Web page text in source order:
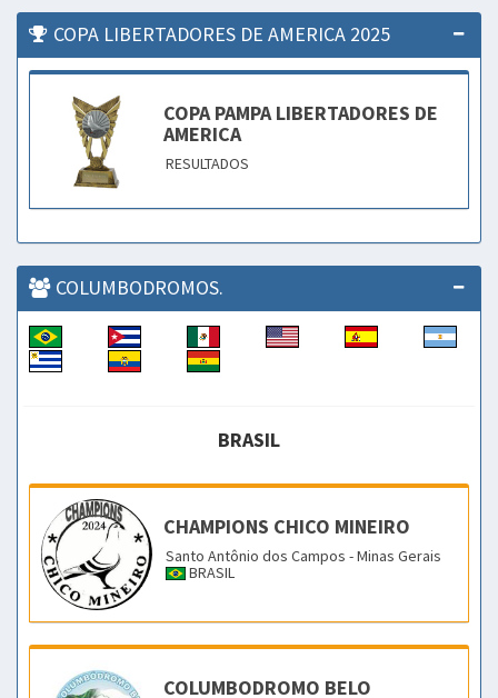
COPA LIBERTADORES DE AMERICA 2025
COPA PAMPA LIBERTADORES DE
AMERICA
RESULTADOS
COLUMBODROMOS.
BRASIL
CHAMPIONS CHICO MINEIRO
Santo Antônio dos Campos - Minas Gerais
BRASIL
COLUMBODROMO BELO